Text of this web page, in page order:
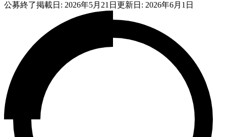
公募終了掲載日: 2026年5月21日 更新日: 2026年6月1日